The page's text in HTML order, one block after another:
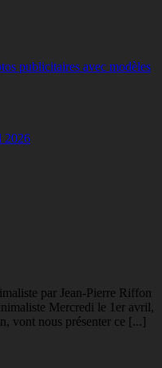
publicitaires avec modèles
2026
par Jean-Pierre Riffon
Mercredi le 1er avril,
vont nous présenter ce [...]